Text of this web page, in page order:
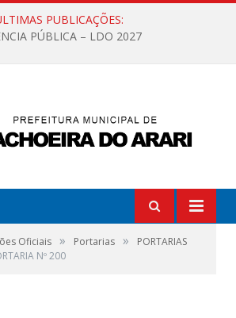
PUBLICAÇÕES:
PÚBLICA – LDO 2027
Oficiais » Portarias »
PORTARIAS
Nº 200